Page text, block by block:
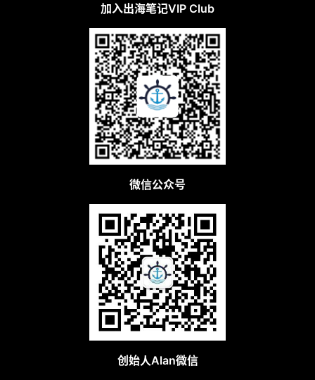
加入出海笔记VIP Club
微信公众号
创始人Alan微信